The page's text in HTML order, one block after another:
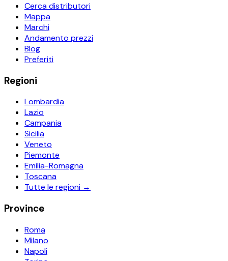
Cerca distributori
Mappa
Marchi
Andamento prezzi
Blog
Preferiti
Regioni
Lombardia
Lazio
Campania
Sicilia
Veneto
Piemonte
Emilia-Romagna
Toscana
Tutte le regioni →
Province
Roma
Milano
Napoli